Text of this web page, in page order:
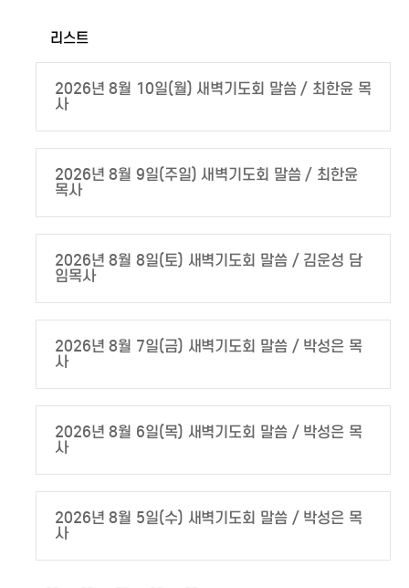
리스트
2026년 8월 10일(월) 새벽기도회 말씀 / 최한윤 목
사
2026년 8월 9일(주일) 새벽기도회 말씀 / 최한윤
목사
2026년 8월 8일(토) 새벽기도회 말씀 / 김운성 담
임목사
2026년 8월 7일(금) 새벽기도회 말씀 / 박성은 목
사
2026년 8월 6일(목) 새벽기도회 말씀 / 박성은 목
사
2026년 8월 5일(수) 새벽기도회 말씀 / 박성은 목
사